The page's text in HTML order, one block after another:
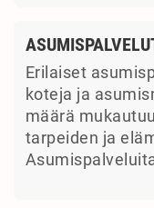
Erilaiset
koteja ja
määrä
tarpeiden ja